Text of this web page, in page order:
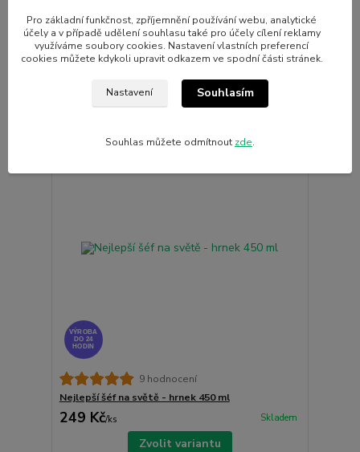
Nesahat - hrnek 330 ml
229 Kč ks Skladem
Přidat do košíku
VÝROBA
DO 24
HODIN
9 hodnocení
Nejlepší šéf na světě - hrnek 450 ml
249 Kč/ks Skladem
Zvolit variantu
Pro základní funkčnost, zpříjemnění používání webu, analytické
účely a v případě udělení souhlasu také pro účely cílení reklamy
využíváme soubory cookies. Nastavení vlastních preferencí
cookies můžete kdykoli upravit odkazem ve spodní části stránek.
Nastavení Souhlasím
Souhlas můžete odmítnout zde.